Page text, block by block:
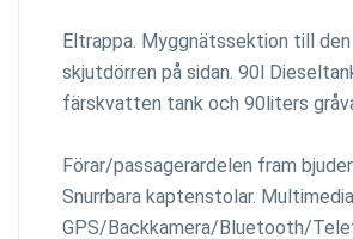
Eltrappa. Myggnätssektion till
skjutdörren på sidan. 90l
färskvatten tank och 90liters
Förar/passagerardelen fram bjuder
Snurrbara kaptenstolar.
GPS/Backkamera/Bluetooth/